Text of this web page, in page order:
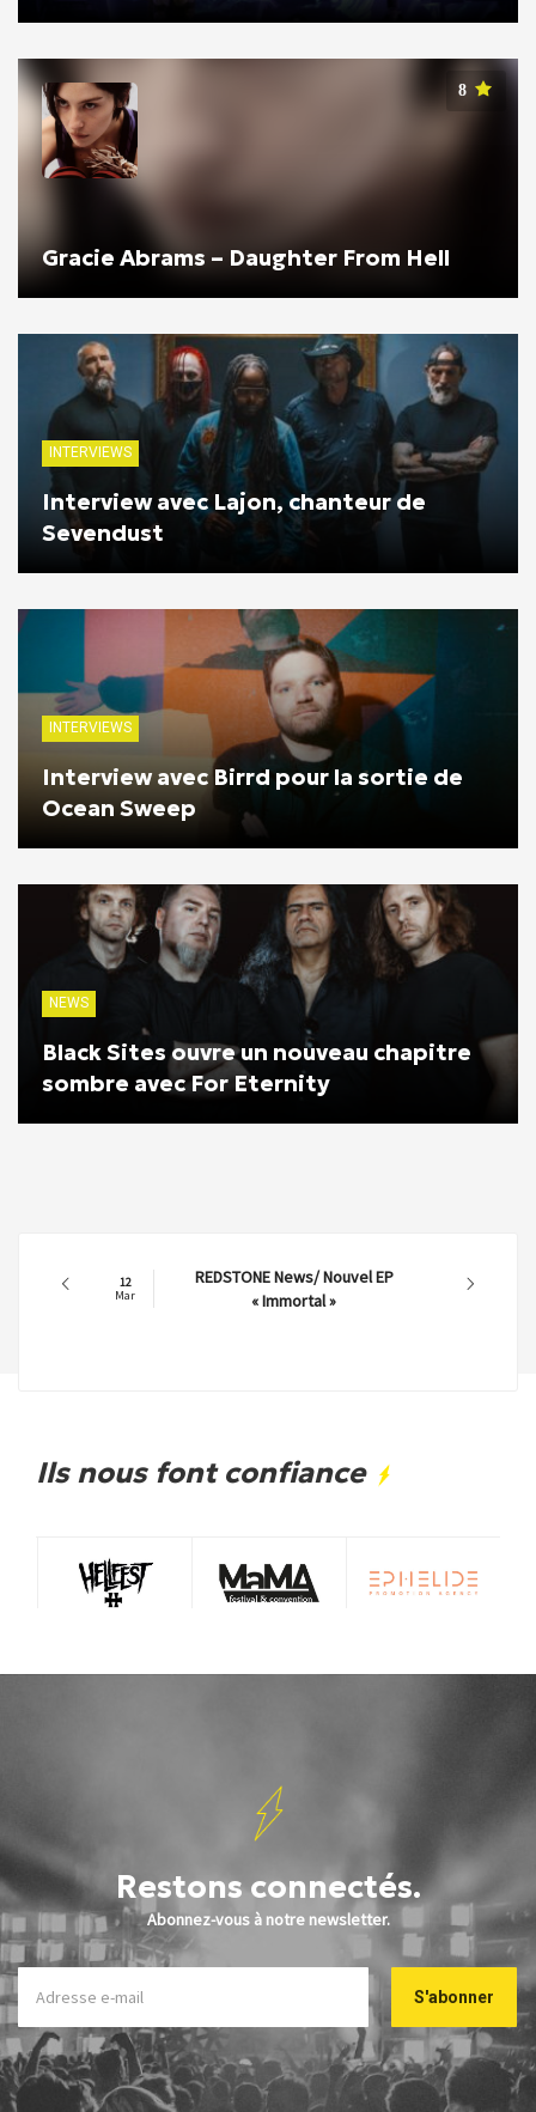
8
Gracie Abrams – Daughter From Hell
INTERVIEWS
Interview avec Lajon, chanteur de
Sevendust
INTERVIEWS
Interview avec Birrd pour la sortie de
Ocean Sweep
NEWS
Black Sites ouvre un nouveau chapitre
sombre avec For Eternity
12
Mar
REDSTONE News/ Nouvel EP
« Immortal »
Ils nous font confiance
Restons connectés.
Abonnez-vous à notre newsletter.